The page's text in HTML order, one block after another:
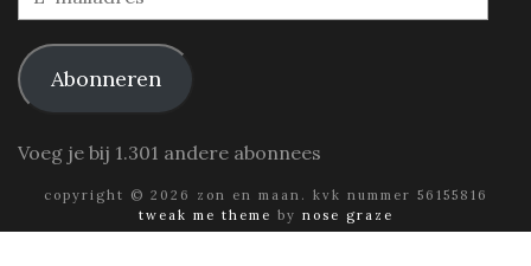
mailadres
Abonneren
Voeg je bij 1.301 andere abonnees
copyright © 2026 zon en maan. kvk nummer 56155816
tweak me theme by nose graze